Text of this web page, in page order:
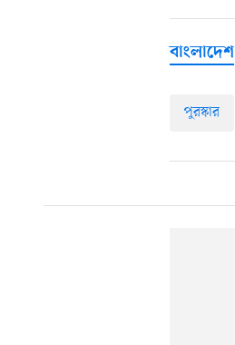
বাংলাদেশ
পুরস্কার